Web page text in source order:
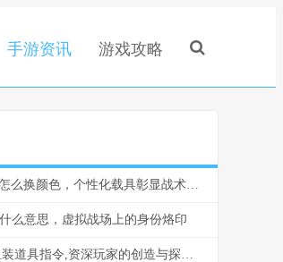
手游资讯 游戏攻略
和平精英雪地车怎么换颜色，个性化载具彰显战术风采，副标题，雪原驰骋的色彩奥秘与实战价值
么意思，虚拟战场上的身份烙印
标题:我的世界组装道具指令,资深玩家的创造与探索指南